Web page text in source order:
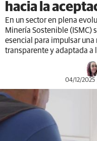
hacia la
En un sector en plena
Minería Sostenible (ISMC)
esencial para impulsar
transparente y adaptada a
04/12/2025